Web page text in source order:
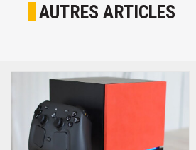
AUTRES ARTICLES